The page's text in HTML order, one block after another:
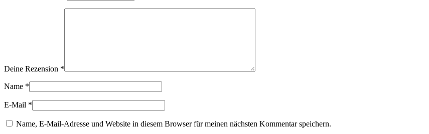
Deine Rezension *
Name *
E-Mail *
Name, E-Mail-Adresse und Website in diesem Browser für meinen nächsten Kommentar speichern.